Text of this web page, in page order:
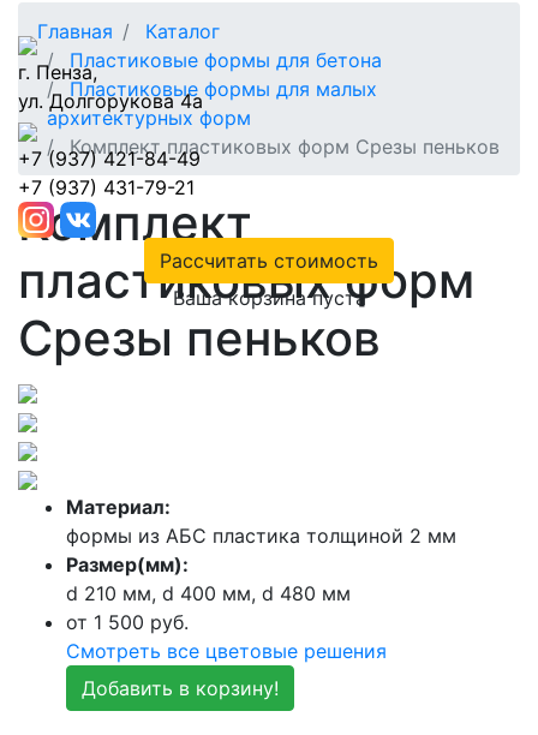
г. Пенза,
ул. Долгорукова 4а
+7 (937) 421-84-49
+7 (937) 431-79-21
Рассчитать стоимость
Ваша корзина пуста
Главная
Каталог
Пластиковые формы для бетона
Пластиковые формы для малых
архитектурных форм
Комплект пластиковых форм Срезы пеньков
Комплект
пластиковых форм
Срезы пеньков
Материал:
формы из АБС пластика толщиной 2 мм
Размер(мм):
d 210 мм, d 400 мм, d 480 мм
от 1 500 руб.
Смотреть все цветовые решения
Добавить в корзину!